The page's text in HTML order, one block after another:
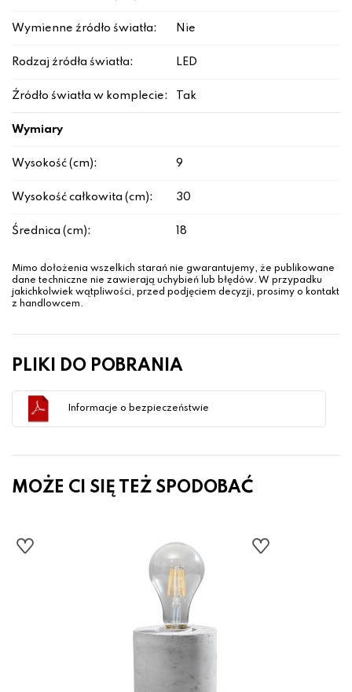
Wymienne źródło światła: Nie
Rodzaj źródła światła: LED
Źródło światła w komplecie: Tak
Wymiary
Wysokość (cm): 9
Wysokość całkowita (cm): 30
Średnica (cm): 18
Mimo dołożenia wszelkich starań nie gwarantujemy, że publikowane
dane techniczne nie zawierają uchybień lub błędów. W przypadku
jakichkolwiek wątpliwości, przed podjęciem decyzji, prosimy o kontakt
z handlowcem.
PLIKI DO POBRANIA
Informacje o bezpieczeństwie
MOŻE CI SIĘ TEŻ SPODOBAĆ